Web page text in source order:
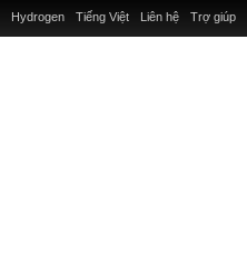
Liên hệ Trợ giúp
Hydrogen Tiếng Việt